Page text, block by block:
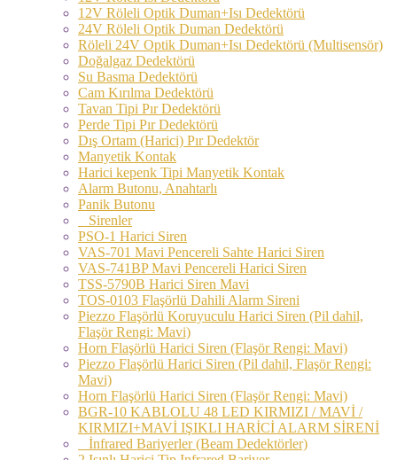
12V Röleli Optik Duman+Isı Dedektörü
24V Röleli Optik Duman Dedektörü
Röleli 24V Optik Duman+Isı Dedektörü (Multisensör)
Doğalgaz Dedektörü
Su Basma Dedektörü
Cam Kırılma Dedektörü
Tavan Tipi Pır Dedektörü
Perde Tipi Pır Dedektörü
Dış Ortam (Harici) Pır Dedektör
Manyetik Kontak
Harici kepenk Tipi Manyetik Kontak
Alarm Butonu, Anahtarlı
Panik Butonu
Sirenler
PSO-1 Harici Siren
VAS-701 Mavi Pencereli Sahte Harici Siren
VAS-741BP Mavi Pencereli Harici Siren
TSS-5790B Harici Siren Mavi
TOS-0103 Flaşörlü Dahili Alarm Sireni
Piezzo Flaşörlü Koruyuculu Harici Siren (Pil dahil,
Flaşör Rengi: Mavi)
Horn Flaşörlü Harici Siren (Flaşör Rengi: Mavi)
Piezzo Flaşörlü Harici Siren (Pil dahil, Flaşör Rengi:
Mavi)
Horn Flaşörlü Harici Siren (Flaşör Rengi: Mavi)
BGR-10 KABLOLU 48 LED KIRMIZI / MAVİ /
KIRMIZI+MAVİ IŞIKLI HARİCİ ALARM SİRENİ
İnfrared Bariyerler (Beam Dedektörler)